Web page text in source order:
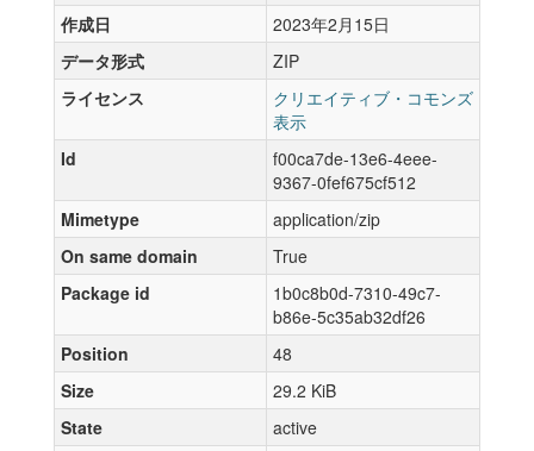
作成日
2023年2月15日
データ形式
ZIP
ライセンス
クリエイティブ・コモンズ
表示
Id
f00ca7de-13e6-4eee-
9367-0fef675cf512
Mimetype
application/zip
On same domain
True
Package id
1b0c8b0d-7310-49c7-
b86e-5c35ab32df26
Position
48
Size
29.2 KiB
State
active